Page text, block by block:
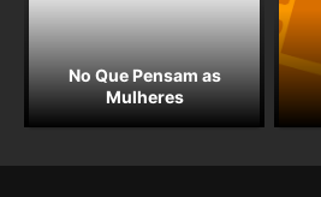
No Que Pensam as
Mulheres